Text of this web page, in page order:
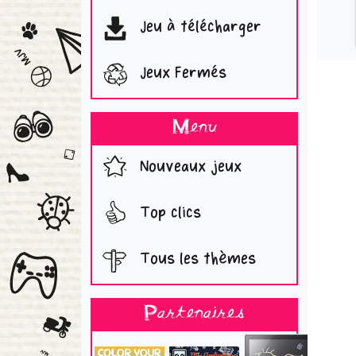
Jeu à télécharger
Jeux Fermés
Menu
Nouveaux jeux
Top clics
Tous les thèmes
Partenaires